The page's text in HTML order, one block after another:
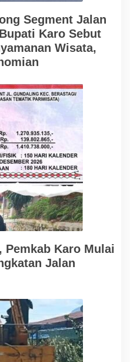
Segment Jalan
Karo Sebut
Wisata,
Pemkab Karo Mulai
Jalan